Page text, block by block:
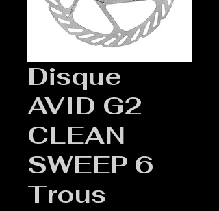
Disque
AVID G2
CLEAN
SWEEP 6
Trous